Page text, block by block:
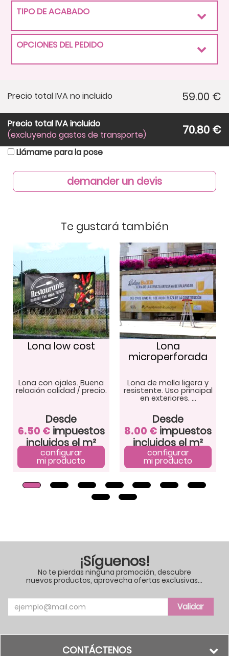
TIPO DE ACABADO
OPCIONES DEL PEDIDO
Precio total IVA no incluido 59.00 €
Precio total IVA incluido
(excluyendo gastos de transporte)
70.80 €
Llámame para la pose
demander un devis
Te gustará también
Lona low cost
Lona con ojales. Buena
relación calidad / precio.
Desde
6.50 € impuestos
incluidos el m²
configurar
mi producto
Lona
microperforada
Lona de malla ligera y
resistente. Uso principal
en exteriores. …
Desde
8.00 € impuestos
incluidos el m²
configurar
mi producto
¡Síguenos!
No te pierdas ninguna promoción, descubre
nuevos productos, aprovecha ofertas exclusivas...
Nom Validar
CONTÁCTENOS